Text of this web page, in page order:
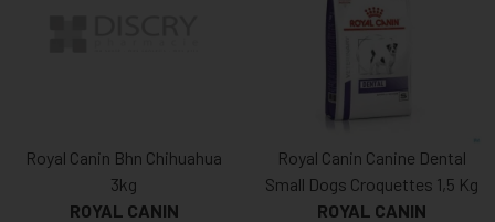
Royal Canin Bhn Chihuahua
3kg
ROYAL CANIN
Royal Canin Canine Dental
Small Dogs Croquettes 1,5 Kg
ROYAL CANIN